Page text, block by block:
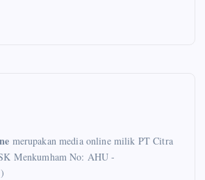
merupakan media online milik PT Citra
Menkumham No: AHU -